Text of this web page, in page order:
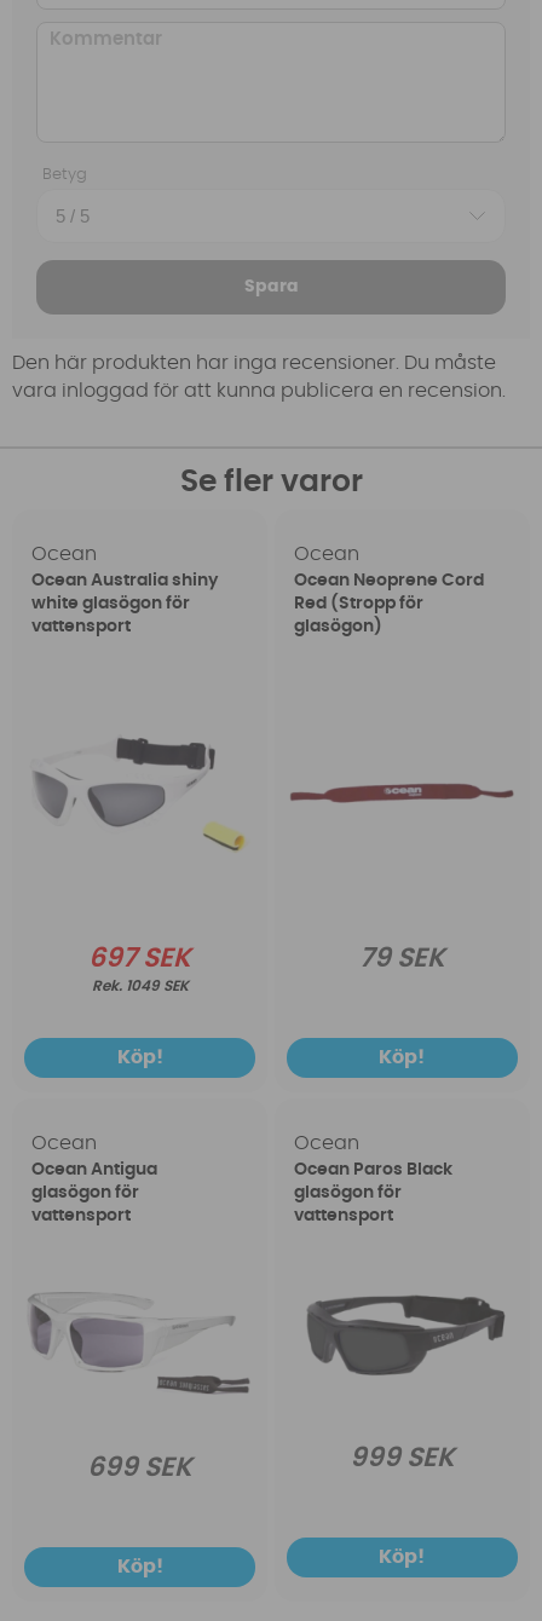
Betyg
Spara
Den här produkten har inga recensioner. Du måste
vara inloggad för att kunna publicera en recension.
Se fler varor
Ocean
Ocean Australia shiny
white glasögon för
vattensport
697 SEK
1049 SEK
Köp!
Ocean
Ocean Neoprene Cord
Red (Stropp för
glasögon)
79 SEK
Köp!
Ocean
Ocean Antigua
glasögon för
vattensport
699 SEK
Köp!
Ocean
Ocean Paros Black
glasögon för
vattensport
999 SEK
Köp!